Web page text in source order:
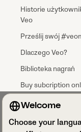
Welcome
Choose your
Historie
Veo
Prześlij swój
Dlaczego Veo?
Biblioteka nagrań
Buy subcription